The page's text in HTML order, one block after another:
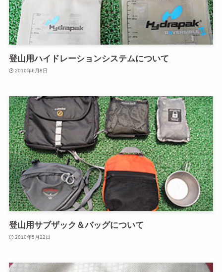
登山用ハイドレーションシステムについて
2010年6月8日
登山用サブザック＆バッグについて
2010年5月22日